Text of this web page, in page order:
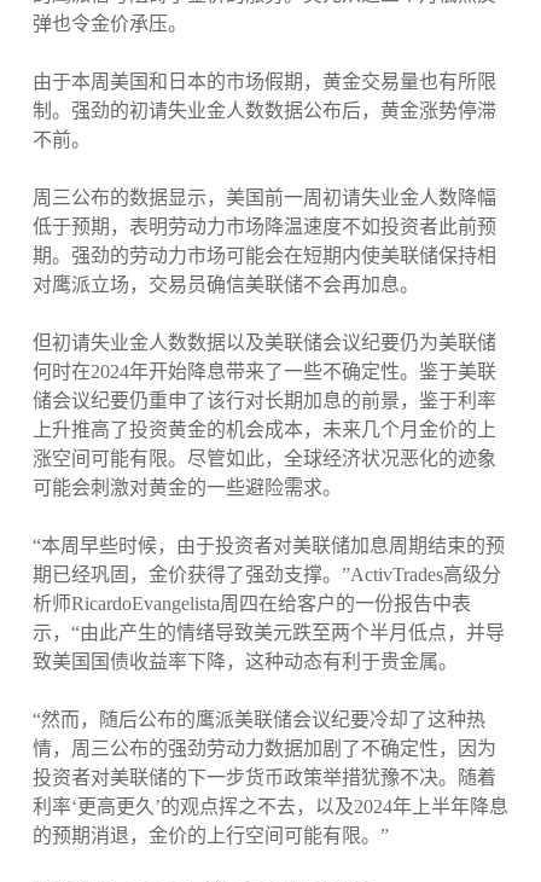
弹也令金价承压。
由于本周美国和日本的市场假期，黄金交易量也有所限
制。强劲的初请失业金人数数据公布后，黄金涨势停滞
不前。
周三公布的数据显示，美国前一周初请失业金人数降幅
低于预期，表明劳动力市场降温速度不如投资者此前预
期。强劲的劳动力市场可能会在短期内使美联储保持相
对鹰派立场，交易员确信美联储不会再加息。
但初请失业金人数数据以及美联储会议纪要仍为美联储
何时在2024年开始降息带来了一些不确定性。鉴于美联
储会议纪要仍重申了该行对长期加息的前景，鉴于利率
上升推高了投资黄金的机会成本，未来几个月金价的上
涨空间可能有限。尽管如此，全球经济状况恶化的迹象
可能会刺激对黄金的一些避险需求。
“本周早些时候，由于投资者对美联储加息周期结束的预
期已经巩固，金价获得了强劲支撑。”ActivTrades高级分
析师RicardoEvangelista周四在给客户的一份报告中表
示，“由此产生的情绪导致美元跌至两个半月低点，并导
致美国国债收益率下降，这种动态有利于贵金属。
“然而，随后公布的鹰派美联储会议纪要冷却了这种热
情，周三公布的强劲劳动力数据加剧了不确定性，因为
投资者对美联储的下一步货币政策举措犹豫不决。随着
利率‘更高更久’的观点挥之不去，以及2024年上半年降息
的预期消退，金价的上行空间可能有限。”